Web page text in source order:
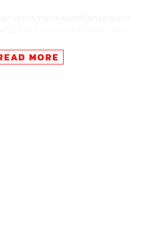
และ ณะ-ณรงค์ เลิศกิตศิริ National
ไทย ได้ออกมาแถลงผ่าน Facebook
MORE